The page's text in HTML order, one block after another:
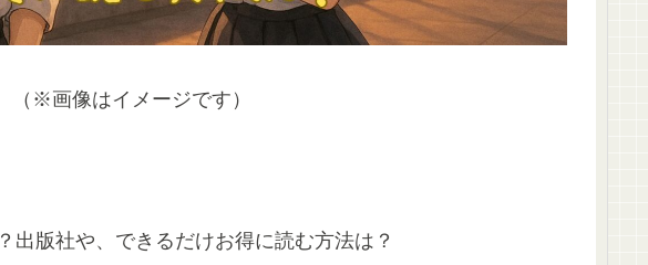
（※画像はイメージです）
？出版社や、できるだけお得に読む方法は？